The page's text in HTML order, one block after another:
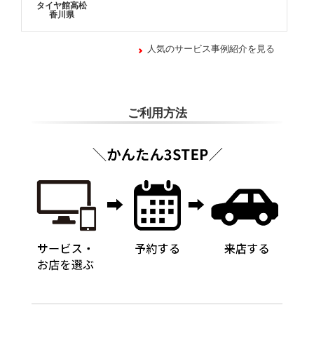
タイヤ館高松
香川県
人気のサービス事例紹介を見る
ご利用方法